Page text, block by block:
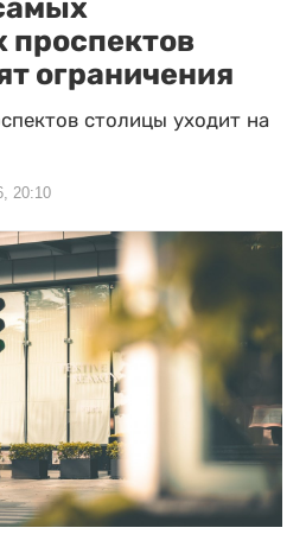
проспектов
ограничения
столицы уходит на
20:10